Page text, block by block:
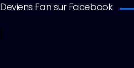
Deviens Fan sur Facebook